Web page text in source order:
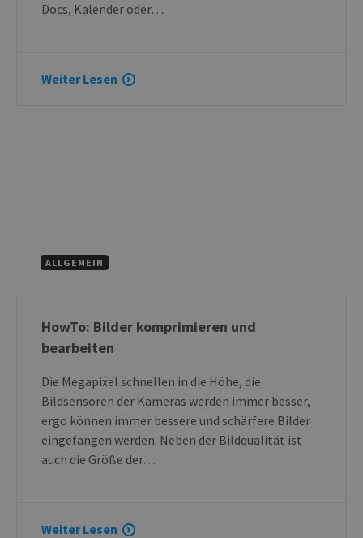
Docs, Kalender oder…
Weiter Lesen
ALLGEMEIN
HowTo: Bilder komprimieren und
bearbeiten
Die Megapixel schnellen in die Höhe, die
Bildsensoren der Kameras werden immer besser,
ergo können immer bessere und schärfere Bilder
eingefangen werden. Neben der Bildqualität ist
auch die Größe der…
Weiter Lesen